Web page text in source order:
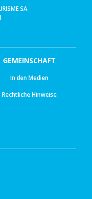
SA
GEMEINSCHAFT
In den Medien
Rechtliche Hinweise